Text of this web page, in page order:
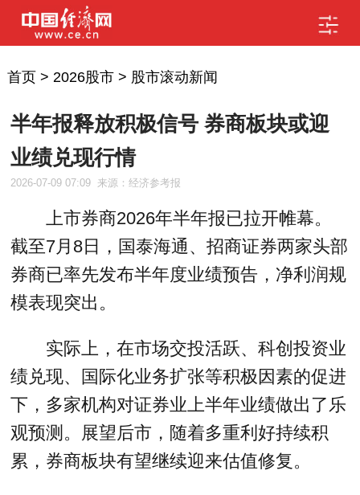
首页> 2026股市> 股市滚动新闻
半年报释放积极信号 券商板块或迎
业绩兑现行情
2026-07-09 07:09 来源：经济参考报
上市券商2026年半年报已拉开帷幕。
截至7月8日，国泰海通、招商证券两家头部
券商已率先发布半年度业绩预告，净利润规
模表现突出。
实际上，在市场交投活跃、科创投资业
绩兑现、国际化业务扩张等积极因素的促进
下，多家机构对证券业上半年业绩做出了乐
观预测。展望后市，随着多重利好持续积
累，券商板块有望继续迎来估值修复。